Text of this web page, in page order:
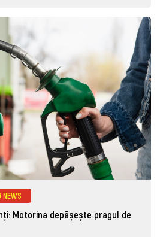
NEWS
Motorina depășește pragul de